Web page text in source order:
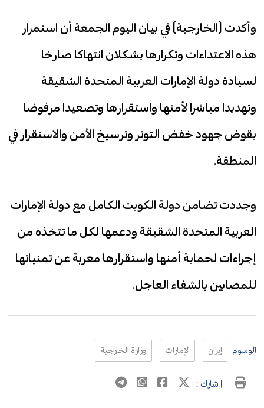
وأكدت (الخارجية) في بيان اليوم الجمعة أن استمرار
هذه الاعتداءات وتكرارها يشكلان انتهاكا صارخا
لسيادة دولة الإمارات العربية المتحدة الشقيقة
وتهديدا مباشرا لأمنها واستقرارها وتصعيدا مرفوضا
يقوض جهود خفض التوتر وترسيخ الأمن والاستقرار في
المنطقة.
وجددت تضامن دولة الكويت الكامل مع دولة الإمارات
العربية المتحدة الشقيقة ودعمها لكل ما تتخذه من
إجراءات لحماية أمنها واستقرارها معربة عن تمنياتها
للمصابين بالشفاء العاجل.
الوسوم إيران الإمارات وزارة الخارجية
| شارك :